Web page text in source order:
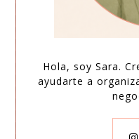
Hola, soy Sara.
ayudarte a